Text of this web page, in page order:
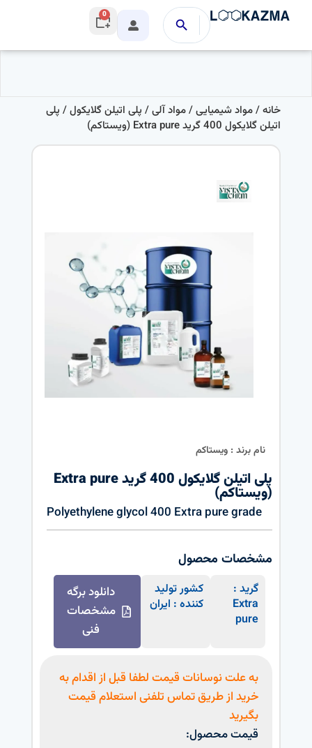
0
خانه/مواد شیمیایی/مواد آلی/ پلی اتیلن گلایکول/ پلی
اتیلن گلایکول 400 گرید Extra pure (ویستاکم)
نام برند : ویستاکم
پلی اتیلن گلایکول 400 گرید Extra pure
(ویستاکم)
Polyethylene glycol 400 Extra pure grade
مشخصات محصول
گرید :
Extra
pure
کشور تولید
کننده : ایران
دانلود برگه
مشخصات
فنی
به علت نوسانات قیمت لطفا قبل از اقدام به
خرید از طریق تماس تلفنی استعلام قیمت
بگیرید
قیمت محصول: